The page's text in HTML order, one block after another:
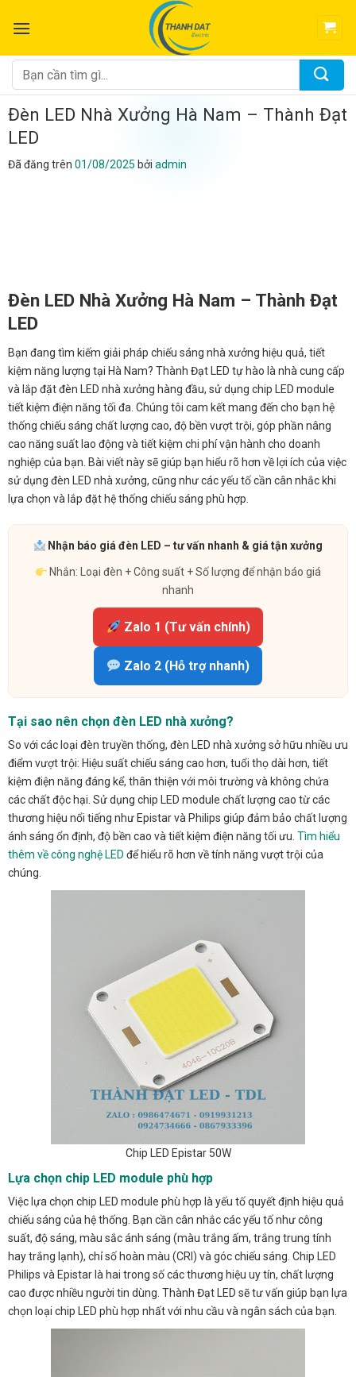
đến
dung
Tìm
kiếm:
Đèn LED Nhà Xưởng Hà Nam – Thành Đạt
LED
Đã đăng trên 01/08/2025 bởi admin
Đèn LED Nhà Xưởng Hà Nam – Thành Đạt
LED
Bạn đang tìm kiếm giải pháp chiếu sáng nhà xưởng hiệu quả, tiết
kiệm năng lượng tại Hà Nam? Thành Đạt LED tự hào là nhà cung cấp
và lắp đặt đèn LED nhà xưởng hàng đầu, sử dụng chip LED module
tiết kiệm điện năng tối đa. Chúng tôi cam kết mang đến cho bạn hệ
thống chiếu sáng chất lượng cao, độ bền vượt trội, góp phần nâng
cao năng suất lao động và tiết kiệm chi phí vận hành cho doanh
nghiệp của bạn. Bài viết này sẽ giúp bạn hiểu rõ hơn về lợi ích của việc
sử dụng đèn LED nhà xưởng, cũng như các yếu tố cần cân nhắc khi
lựa chọn và lắp đặt hệ thống chiếu sáng phù hợp.
Nhận báo giá đèn LED – tư vấn nhanh & giá tận xưởng
Nhắn: Loại đèn + Công suất + Số lượng để nhận báo giá
nhanh
Zalo 1 (Tư vấn chính)
Zalo 2 (Hỗ trợ nhanh)
Tại sao nên chọn đèn LED nhà xưởng?
So với các loại đèn truyền thống, đèn LED nhà xưởng sở hữu nhiều ưu
điểm vượt trội: Hiệu suất chiếu sáng cao hơn, tuổi thọ dài hơn, tiết
kiệm điện năng đáng kể, thân thiện với môi trường và không chứa
các chất độc hại. Sử dụng chip LED module chất lượng cao từ các
thương hiệu nổi tiếng như Epistar và Philips giúp đảm bảo chất lượng
ánh sáng ổn định, độ bền cao và tiết kiệm điện năng tối ưu. Tìm hiểu
thêm về công nghệ LED để hiểu rõ hơn về tính năng vượt trội của
chúng.
Chip LED Epistar 50W
Lựa chọn chip LED module phù hợp
Việc lựa chọn chip LED module phù hợp là yếu tố quyết định hiệu quả
chiếu sáng của hệ thống. Bạn cần cân nhắc các yếu tố như công
suất, độ sáng, màu sắc ánh sáng (màu trắng ấm, trắng trung tính
hay trắng lạnh), chỉ số hoàn màu (CRI) và góc chiếu sáng. Chip LED
Philips và Epistar là hai trong số các thương hiệu uy tín, chất lượng
cao được nhiều người tin dùng. Thành Đạt LED sẽ tư vấn giúp bạn lựa
chọn loại chip LED phù hợp nhất với nhu cầu và ngân sách của bạn.